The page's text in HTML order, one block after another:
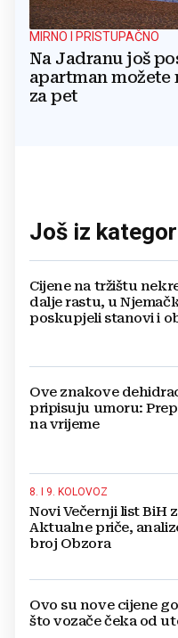
MIRNO I PRISTUPAČNO
Na Jadranu još
apartman možete
za pet
Još iz
Cijene na tržištu
dalje rastu, u
poskupjeli stanovi i
Ove znakove
pripisuju umoru:
na vrijeme
8. I 9. KOLOVOZ
Novi Večernji list BiH
Aktualne priče,
broj Obzora
Ovo su nove cijene
što vozače čeka od